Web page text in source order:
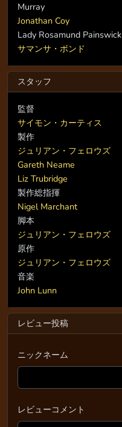
Murray
Jonathan Coy
Lady Rosamund Painswick
サマンサ・ボンド
スタッフ
監督
サイモン・カーティス
製作
ジュリアン・フェロウズ
Gareth Neame
Liz Trubridge
製作総指揮
Nigel Marchant
脚本
ジュリアン・フェロウズ
原作
ジュリアン・フェロウズ
音楽
John Lunn
レビュー投稿
ニックネーム
レビューコメント